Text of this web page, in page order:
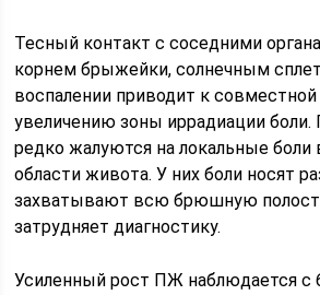
Тесный контакт с соседними
корнем брыжейки, солнечным
воспалении приводит к
увеличению зоны иррадиации боли.
редко жалуются на локальные боли
области живота. У них боли носят
захватывают всю брюшную
затрудняет диагностику.
Усиленный рост ПЖ наблюдается с